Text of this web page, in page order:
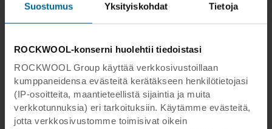
Suostumus Yksityiskohdat Tietoja
ROCKWOOL-konserni huolehtii tiedoistasi
ROCKWOOL Group käyttää verkkosivustoillaan
kumppaneidensa evästeitä kerätäkseen henkilötietojasi
(IP-osoitteita, maantieteellistä sijaintia ja muita
verkkotunnuksia) eri tarkoituksiin. Käytämme evästeitä,
jotta verkkosivustomme toimisivat oikein
Tuote uutiset 02 maalisk. 2018
Lue uusi grid-uutistiedote ja tietoja
uusimmista listajärjestelmistä
Kolmannessa Grid-uutistiedotteessa esittelemme
useita tuote- ja ratkaisu-uutuuksia, joissa
esteettisyys yhdistyy monikäyttöisyyteen ja
toimivuuteen